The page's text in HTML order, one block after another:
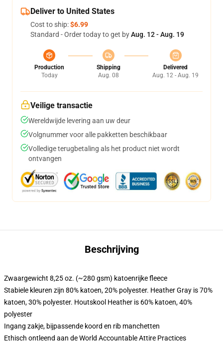
Deliver to United States
Cost to ship:$6.99
Standard - Order today to get byAug. 12 - Aug. 19
Production
Today
Shipping
Aug. 08
Delivered
Aug. 12 - Aug. 19
Veilige transactie
Wereldwijde levering aan uw deur
Volgnummer voor alle pakketten beschikbaar
Volledige terugbetaling als het product niet wordt
ontvangen
Beschrijving
Zwaargewicht 8,25 oz. (~280 gsm) katoenrijke fleece
Stabiele kleuren zijn 80% katoen, 20% polyester. Heather Gray is 70%
katoen, 30% polyester. Houtskool Heather is 60% katoen, 40%
polyester
Ingang zakje, bijpassende koord en rib manchetten
Ethisch ontleend aan de World Accountable Attire Practices